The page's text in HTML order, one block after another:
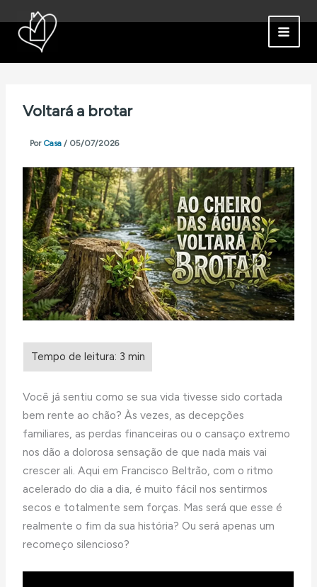
para
conteúdo
Voltará a brotar
Por Casa/ 05/07/2026
Você já sentiu como se sua vida tivesse sido cortada
bem rente ao chão? Às vezes, as decepções
familiares, as perdas financeiras ou o cansaço extremo
nos dão a dolorosa sensação de que nada mais vai
crescer ali. Aqui em Francisco Beltrão, com o ritmo
acelerado do dia a dia, é muito fácil nos sentirmos
secos e totalmente sem forças. Mas será que esse é
realmente o fim da sua história? Ou será apenas um
recomeço silencioso?